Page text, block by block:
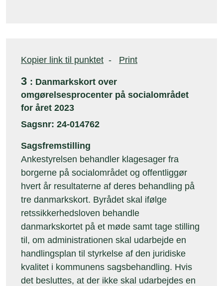
Kopier link til punktet - Print
3 : Danmarkskort over
omgørelsesprocenter på socialområdet
for året 2023
Sagsnr: 24-014762
Sagsfremstilling
Ankestyrelsen behandler klagesager fra
borgerne på socialområdet og offentliggør
hvert år resultaterne af deres behandling på
tre danmarkskort. Byrådet skal ifølge
retssikkerhedsloven behandle
danmarkskortet på et møde samt tage stilling
til, om administrationen skal udarbejde en
handlingsplan til styrkelse af den juridiske
kvalitet i kommunens sagsbehandling. Hvis
det besluttes, at der ikke skal udarbejdes en